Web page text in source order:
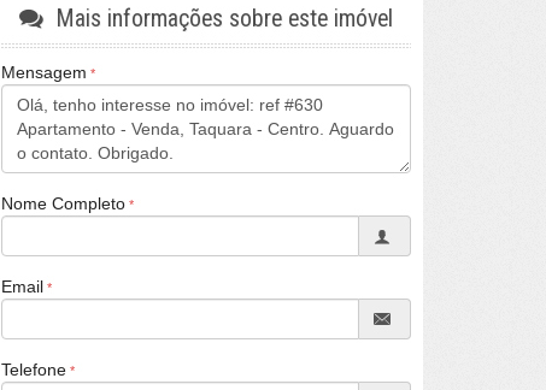
Mais informações sobre este imóvel
Mensagem
Nome Completo
Email
Telefone